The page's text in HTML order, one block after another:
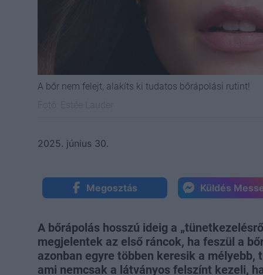
A bőr nem felejt, alakíts ki tudatos bőrápolási rutint!
2025. június 30.
Megosztás Küldés
A bőrápolás hosszú ideig a
megjelentek az első ráncok, ha feszül a
azonban egyre többen keresik a
ami nemcsak a látványos felszínt kezeli,